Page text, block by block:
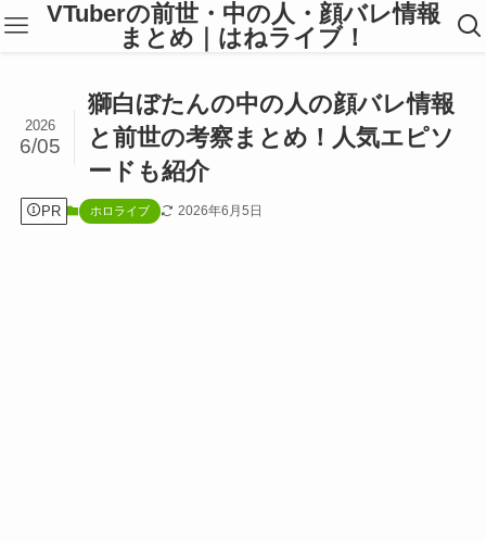
VTuberの前世・中の人・顔バレ情報
まとめ｜はねライブ！
獅白ぼたんの中の人の顔バレ情報
と前世の考察まとめ！人気エピソ
ードも紹介
2026
6/05
PR ホロライブ 2026年6月5日